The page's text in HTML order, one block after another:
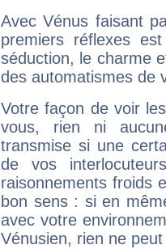
Avec Vénus faisant
premiers réflexes
séduction, le charme
des automatismes de
Votre façon de voir
vous, rien ni
transmise si une
de vos
raisonnements froids
bon sens : si en
avec votre
Vénusien, rien ne